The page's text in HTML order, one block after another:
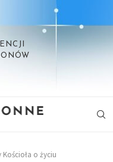
o życiu